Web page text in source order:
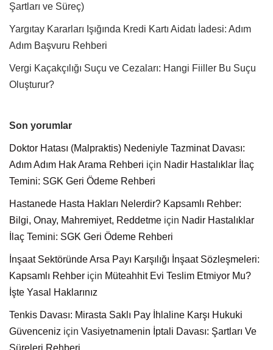
Şartları ve Süreç)
Yargıtay Kararları Işığında Kredi Kartı Aidatı İadesi: Adım
Adım Başvuru Rehberi
Vergi Kaçakçılığı Suçu ve Cezaları: Hangi Fiiller Bu Suçu
Oluşturur?
Son yorumlar
Doktor Hatası (Malpraktis) Nedeniyle Tazminat Davası:
Adım Adım Hak Arama Rehberi için Nadir Hastalıklar İlaç
Temini: SGK Geri Ödeme Rehberi
Hastanede Hasta Hakları Nelerdir? Kapsamlı Rehber:
Bilgi, Onay, Mahremiyet, Reddetme için Nadir Hastalıklar
İlaç Temini: SGK Geri Ödeme Rehberi
İnşaat Sektöründe Arsa Payı Karşılığı İnşaat Sözleşmeleri:
Kapsamlı Rehber için Müteahhit Evi Teslim Etmiyor Mu?
İşte Yasal Haklarınız
Tenkis Davası: Mirasta Saklı Pay İhlaline Karşı Hukuki
Güvenceniz için Vasiyetnamenin İptali Davası: Şartları Ve
Süreleri Rehberi